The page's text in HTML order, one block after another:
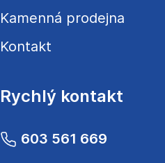
Kamenná prodejna
Kontakt
Rychlý kontakt
603 561 669